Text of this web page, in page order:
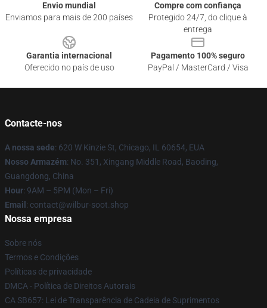
Envio mundial
Enviamos para mais de 200 países
Compre com confiança
Protegido 24/7, do clique à
entrega
Garantia internacional
Oferecido no país de uso
Pagamento 100% seguro
PayPal / MasterCard / Visa
Contacte-nos
A nossa sede: 620 W Kinzie St, Chicago, IL 60654, EUA
Nosso Armazém: No. 351, Xingang Middle Road, Baoding,
Guangdong, China
Hour: 9AM – 5PM (Mon – Fri)
Email : contact@wilbur-soot.shop
Nossa empresa
Sobre nós
Termos e Condições
Políticas de privacidade
DMCA - Política de Direitos Autorais
CA SB657: Lei de Transparência de Cadeia de Suprimentos